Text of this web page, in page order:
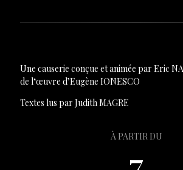
Une causerie conçue et animée par Eric
de l‘œuvre d’Eugène IONESCO
Textes lus par Judith MAGRE
À PARTIR DU